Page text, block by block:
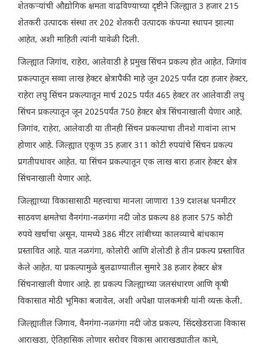
शेतकऱ्यांची औद्योगिक क्षमता वाढविण्याच्या दृष्टीने जिल्ह्यात 3 हजार 215
शेतकरी उत्पादक संस्था तर 202 शेतकरी उत्पादक कंपन्या स्थापन झाल्या
आहेत, अशी माहिती त्यांनी यावेळी दिली.
जिल्ह्यात जिगांव, राहेरा, आलेवाडी हे प्रमुख सिंचन प्रकल्प होत आहेत. जिगांव
प्रकल्पातून सव्वा लाख हेक्टर क्षेत्रापैकी माहे जून 2025 पर्यंत दहा हजार हेक्टर,
राहेरा लघु सिंचन प्रकल्पातून मार्च 2025 पर्यंत 465 हेक्टर तर आलेवाडी लघु
सिंचन प्रकल्पातून जून 2025पर्यंत 750 हेक्टर क्षेत्र सिंचनाखाली येणार आहे.
जिगांव, राहेरा, आलेवाडी या तीनही सिंचन प्रकल्पाचा तीनशे गावांना लाभ
होणार आहे. जिल्ह्यात एकूण 35 हजार 311 कोटी रुपयांचे सिंचन प्रकल्प
प्रगतीपथावर आहेत. या सिंचन प्रकल्पातून एक लाख बारा हजार हेक्टर क्षेत्र
सिंचनाखाली येणार आहे.
जिल्ह्याच्या विकासासाठी महत्त्वाचा मानला जाणारा 139 दशलक्ष घनमीटर
साठवण क्षमतेचा वैनगंगा-नळगंगा नदी जोड प्रकल्प 88 हजार 575 कोटी
रुपये खर्चाचा असून, यामध्ये 386 मीटर लांबीच्या कालव्याचे बांधकाम
प्रस्तावित आहे. यात नळगंगा, कोलोरी आणि शेलोडी हे तीन प्रकल्प प्रस्तावित
केले आहेत. या प्रकल्पामुळे बुलढाण्यातील सुमारे 38 हजार हेक्टर क्षेत्र
सिंचनाखाली येणार आहे. हा प्रकल्प जिल्ह्याच्या जलसंधारण आणि कृषी
विकासात मोठी भूमिका बजावेल, अशी अपेक्षा पालकमंत्री यांनी व्यक्त केली.
जिल्ह्यातील जिगाव, वैनगंगा-नळगंगा नदी जोड प्रकल्प, सिंदखेडराजा विकास
आराखडा, ऐतिहासिक लोणार सरोवर विकास आराखड्यातील कामे,